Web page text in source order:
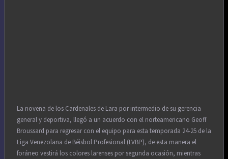
La novena de los Cardenales de Lara por intermedio de su gerencia
general y deportiva, llegó a un acuerdo con el norteamericano Geoff
Broussard para regresar con el equipo para esta temporada 24-25 de la
Liga Venezolana de Béisbol Profesional (LVBP), de esta manera el
foráneo vestirá los colores larenses por segunda ocasión, mientras